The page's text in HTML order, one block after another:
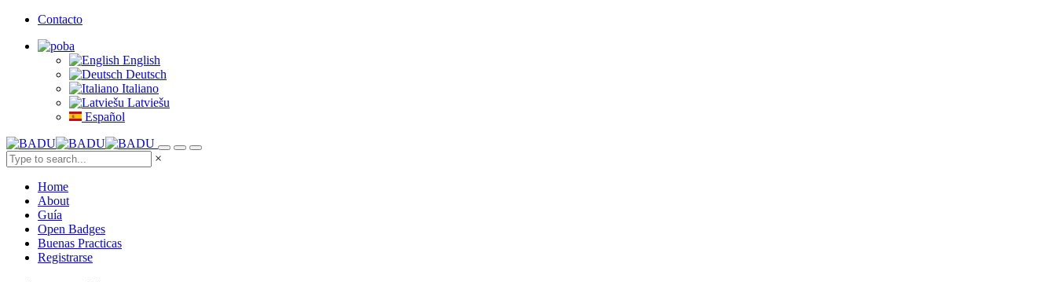
Contacto
English
Deutsch
Italiano
Latviešu
Español
×
Home
About
Guía
Open Badges
Buenas Practicas
Registrarse